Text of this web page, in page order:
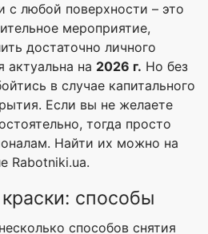
с любой поверхности – это
мероприятие,
достаточно личного
на 2026 г. Но без
в случае капитального
Если вы не желаете
тогда просто
Найти их можно на
Rabotniki.ua.
способы
способов снятия